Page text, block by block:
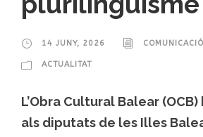
14 JUNY, 2026
ACTUALITAT
L’Obra Cultural Balear
als diputats de les Illes